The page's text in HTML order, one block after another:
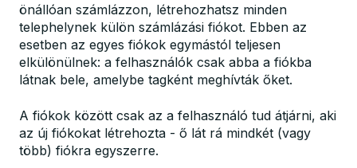
önállóan számlázzon, létrehozhatsz minden
telephelynek külön számlázási fiókot. Ebben az
esetben az egyes fiókok egymástól teljesen
elkülönülnek: a felhasználók csak abba a fiókba
látnak bele, amelybe tagként meghívták őket.
A fiókok között csak az a felhasználó tud átjárni, aki
az új fiókokat létrehozta - ő lát rá mindkét (vagy
több) fiókra egyszerre.